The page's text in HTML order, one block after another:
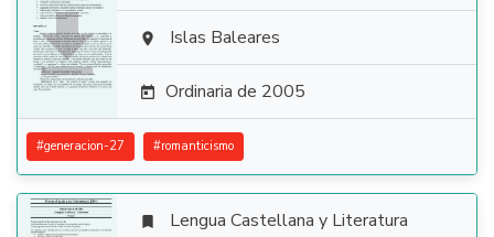
  Islas Baleares
 Ordinaria de 2005
#generacion-27 #romanticismo
 Lengua Castellana y Literatura